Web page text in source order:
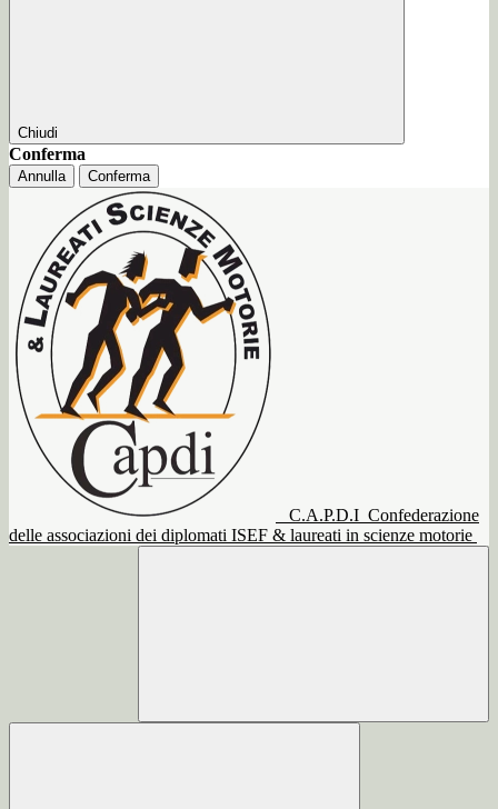
Chiudi
Conferma
Annulla Conferma
C.A.P.D.I Confederazione
delle associazioni dei diplomati ISEF & laureati in scienze motorie